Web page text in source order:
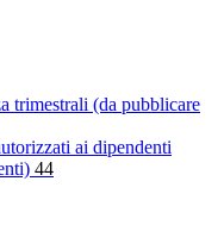
trimestrali (da pubblicare
ai dipendenti
44